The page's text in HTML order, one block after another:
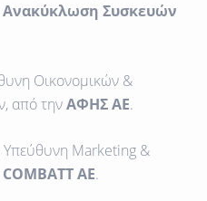
Ανακύκλωση Συσκευών
Οικονομικών &
από τηνΑΦΗΣ ΑΕ.
Marketing &
COMBATT ΑΕ.